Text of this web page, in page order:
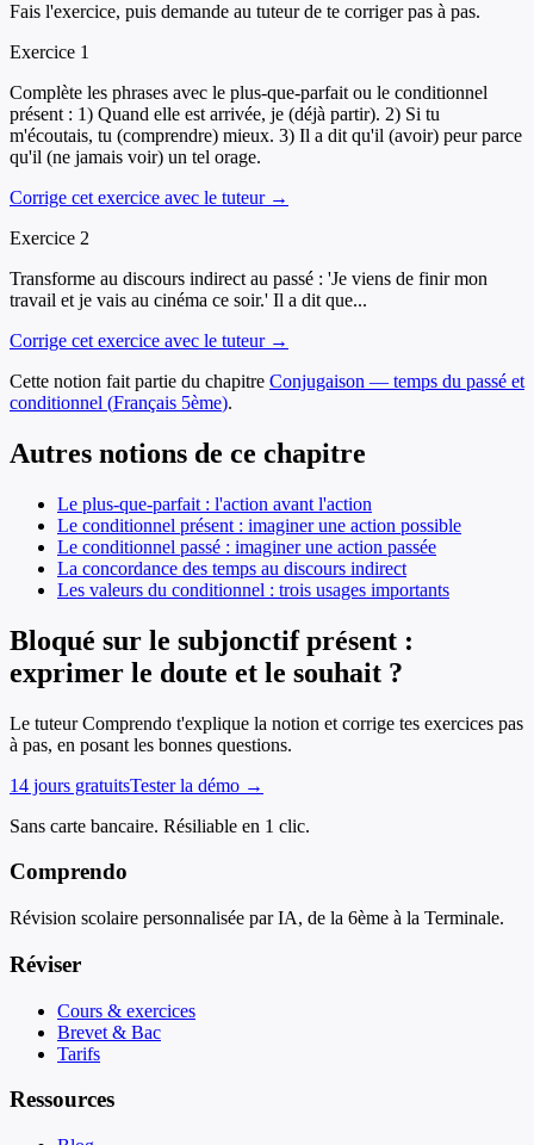
Fais l'exercice, puis demande au tuteur de te corriger pas à pas.
Exercice 1
Complète les phrases avec le plus-que-parfait ou le conditionnel
présent : 1) Quand elle est arrivée, je (déjà partir). 2) Si tu
m'écoutais, tu (comprendre) mieux. 3) Il a dit qu'il (avoir) peur parce
qu'il (ne jamais voir) un tel orage.
Corrige cet exercice avec le tuteur →
Exercice 2
Transforme au discours indirect au passé : 'Je viens de finir mon
travail et je vais au cinéma ce soir.' Il a dit que...
Corrige cet exercice avec le tuteur →
Cette notion fait partie du chapitre Conjugaison — temps du passé et
conditionnel (Français 5ème).
Autres notions de ce chapitre
Le plus-que-parfait : l'action avant l'action
Le conditionnel présent : imaginer une action possible
Le conditionnel passé : imaginer une action passée
La concordance des temps au discours indirect
Les valeurs du conditionnel : trois usages importants
Bloqué sur le subjonctif présent :
exprimer le doute et le souhait ?
Le tuteur Comprendo t'explique la notion et corrige tes exercices pas
à pas, en posant les bonnes questions.
14 jours gratuitsTester la démo →
Sans carte bancaire. Résiliable en 1 clic.
Comprendo
Révision scolaire personnalisée par IA, de la 6ème à la Terminale.
Réviser
Cours & exercices
Brevet & Bac
Tarifs
Ressources